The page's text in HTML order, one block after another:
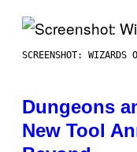
SCREENSHOT: WIZARDS
Dungeons
New Tool